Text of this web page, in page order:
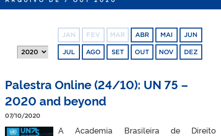
PORTARIAS
JAN FEV MAR ABR MAI JUN
JUL AGO SET OUT NOV DEZ
Palestra Online (24/10): UN 75 –
2020 and beyond
07/10/2020
A Academia Brasileira de Direito